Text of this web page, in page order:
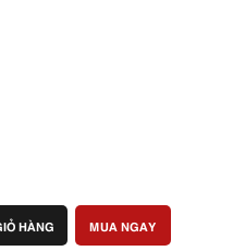
HÀNG MUA NGAY